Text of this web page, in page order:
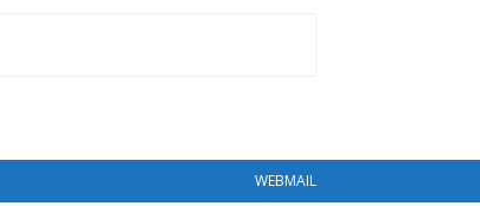
WEBMAIL